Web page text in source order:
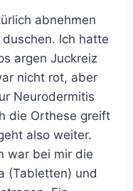
abnehmen
Ich hatte
argen Juckreiz
nicht rot, aber
Neurodermitis
die Orthese greift
also weiter.
war bei mir die
(Tabletten) und